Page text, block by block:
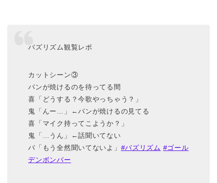
バズリズム観覧レポ
カットシーン③
パンが焼けるのを待ってる間
喜「どうする？今歌やっちゃう？」
鬼「んー…」←パンが焼けるの見てる
喜「マイク持ってこようか？」
鬼「…うん」←話聞いてない
バ「もう全然聞いてないよ」 #バズリズム #ゴール
デンボンバー